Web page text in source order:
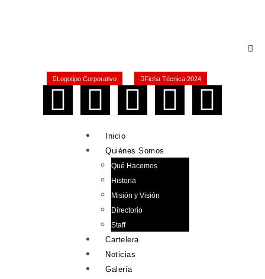
Logotipo Corporativo Ficha Técnica 2024
Inicio
Quiénes Somos
Qué Hacemos
Historia
Misión y Visión
Directorio
Staff
Cartelera
Noticias
Galería